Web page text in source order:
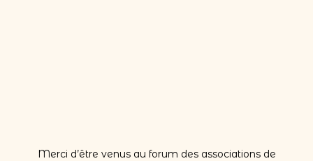
Merci d’être venus au forum des associations de